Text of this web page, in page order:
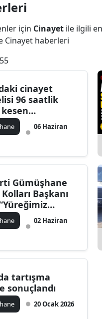
için Cinayet ile ilgili
Cinayet haberleri
cinayet
96 saatlik
yakalandı
06 Haziran
Gümüşhane
Kolları Başkanı
02 Haziran
tartışma
sonuçlandı
20 Ocak 2026